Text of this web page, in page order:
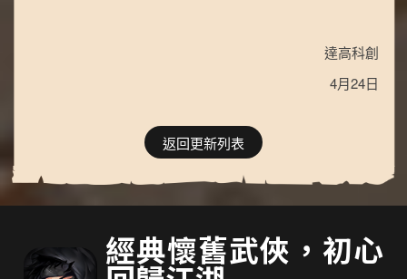
達高科創
4月24日
返回更新列表
經典懷舊武俠，初心